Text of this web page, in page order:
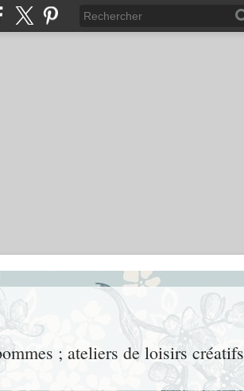
; ateliers de loisirs créatifs